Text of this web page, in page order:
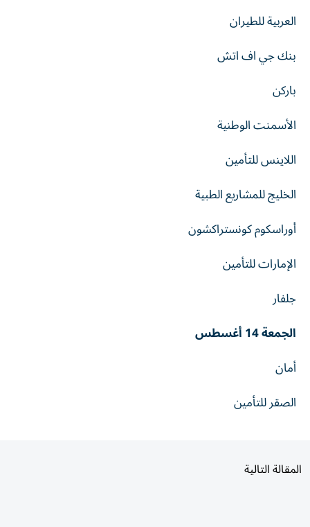
العربية للطيران
بنك جي اف اتش
باركن
الأسمنت الوطنية
اللاينس للتأمين
الخليج للمشاريع الطبية
أوراسكوم كونستراكشون
الإمارات للتأمين
جلفار
الجمعة 14 أغسطس
أمان
الصقر للتأمين
المقالة التالية